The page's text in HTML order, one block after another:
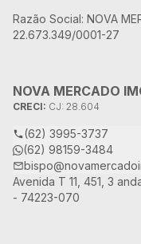
Razão Social: NOVA
22.673.349/0001-27
NOVA MERCADO
CRECI: CJ: 28.604
(62) 3995-3737
(62) 98159-3484
Avenida T 11, 451, 3
- 74223-070